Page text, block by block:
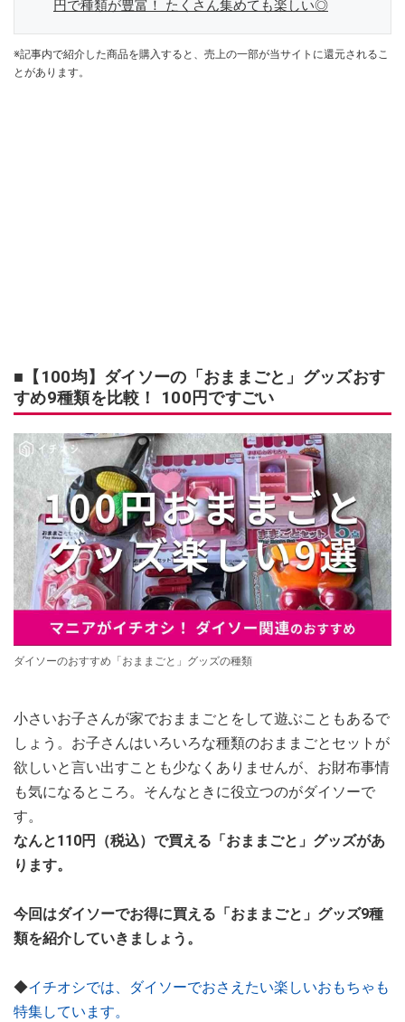
円で種類が豊富！ たくさん集めても楽しい◎
※記事内で紹介した商品を購入すると、売上の一部が当サイトに還元されるこ
とがあります。
■【100均】ダイソーの「おままごと」グッズおす
すめ9種類を比較！ 100円ですごい
ダイソーのおすすめ「おままごと」グッズの種類
小さいお子さんが家でおままごとをして遊ぶこともあるで
しょう。お子さんはいろいろな種類のおままごとセットが
欲しいと言い出すことも少なくありませんが、お財布事情
も気になるところ。そんなときに役立つのがダイソーで
す。
なんと110円（税込）で買える「おままごと」グッズがあ
ります。
今回はダイソーでお得に買える「おままごと」グッズ9種
類を紹介していきましょう。
◆イチオシでは、ダイソーでおさえたい楽しいおもちゃも
特集しています。